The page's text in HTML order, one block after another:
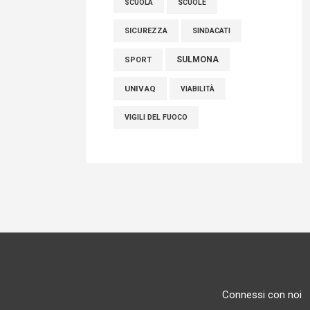
SCUOLA SCUOLE
SICUREZZA SINDACATI
SPORT SULMONA
UNIVAQ VIABILITÀ
VIGILI DEL FUOCO
Connessi con noi